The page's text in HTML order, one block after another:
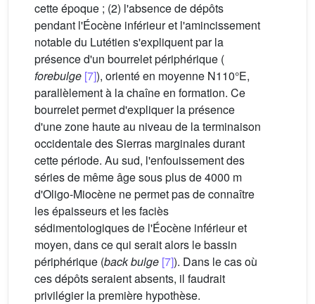
cette époque ; (2) l'absence de dépôts
pendant l'Éocène inférieur et l'amincissement
notable du Lutétien s'expliquent par la
présence d'un bourrelet périphérique (
forebulge [7]), orienté en moyenne N110°E,
parallèlement à la chaîne en formation. Ce
bourrelet permet d'expliquer la présence
d'une zone haute au niveau de la terminaison
occidentale des Sierras marginales durant
cette période. Au sud, l'enfouissement des
séries de même âge sous plus de 4000 m
d'Oligo-Miocène ne permet pas de connaître
les épaisseurs et les faciès
sédimentologiques de l'Éocène inférieur et
moyen, dans ce qui serait alors le bassin
périphérique (back bulge [7]). Dans le cas où
ces dépôts seraient absents, il faudrait
privilégier la première hypothèse.